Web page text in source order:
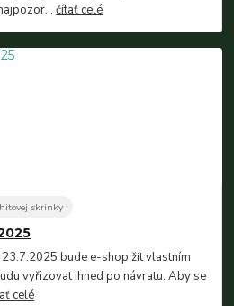
čítať celé
skrinky
bude e-shop žít vlastním
vyřizovat ihned po návratu. Aby se
celé